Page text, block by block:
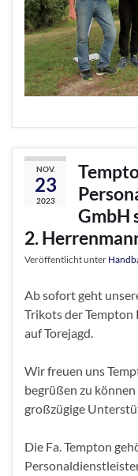
NOV.
23
2023
GmbH
2.
Veröffentlicht unter
Ab sofort geht
Trikots der
auf Torejagd.
Wir freuen uns
begrüßen zu
großzügige
Die Fa. Tempton